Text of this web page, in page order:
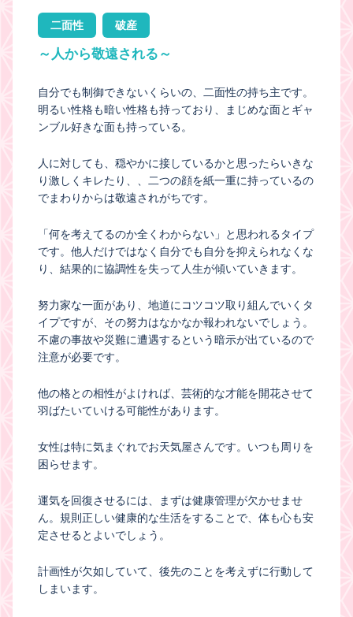
二面性 破産
～人から敬遠される～
自分でも制御できないくらいの、二面性の持ち主です。
明るい性格も暗い性格も持っており、まじめな面とギャ
ンブル好きな面も持っている。
人に対しても、穏やかに接しているかと思ったらいきな
り激しくキレたり、、二つの顔を紙一重に持っているの
でまわりからは敬遠されがちです。
「何を考えてるのか全くわからない」と思われるタイプ
です。他人だけではなく自分でも自分を抑えられなくな
り、結果的に協調性を失って人生が傾いていきます。
努力家な一面があり、地道にコツコツ取り組んでいくタ
イプですが、その努力はなかなか報われないでしょう。
不慮の事故や災難に遭遇するという暗示が出ているので
注意が必要です。
他の格との相性がよければ、芸術的な才能を開花させて
羽ばたいていける可能性があります。
女性は特に気まぐれでお天気屋さんです。いつも周りを
困らせます。
運気を回復させるには、まずは健康管理が欠かせませ
ん。規則正しい健康的な生活をすることで、体も心も安
定させるとよいでしょう。
計画性が欠如していて、後先のことを考えずに行動して
しまいます。